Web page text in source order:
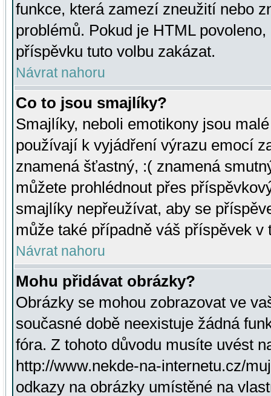
funkce, která zamezí zneužití nebo
problémů. Pokud je HTML
příspěvku tuto volbu zakázat.
Návrat nahoru
Co to jsou smajlíky?
Smajlíky, neboli emotikony jsou
používají k vyjádření výrazu emocí
znamená šťastný, :( znamená
můžete prohlédnout přes
smajlíky nepřeužívat, aby se
může také případně váš příspěvek v
Návrat nahoru
Mohu přidávat obrázky?
Obrázky se mohou zobrazovat ve
současné době neexistuje žádná
fóra. Z tohoto důvodu musíte uvést
http://www.nekde-na-internetu.cz/
odkazy na obrázky umístěné na